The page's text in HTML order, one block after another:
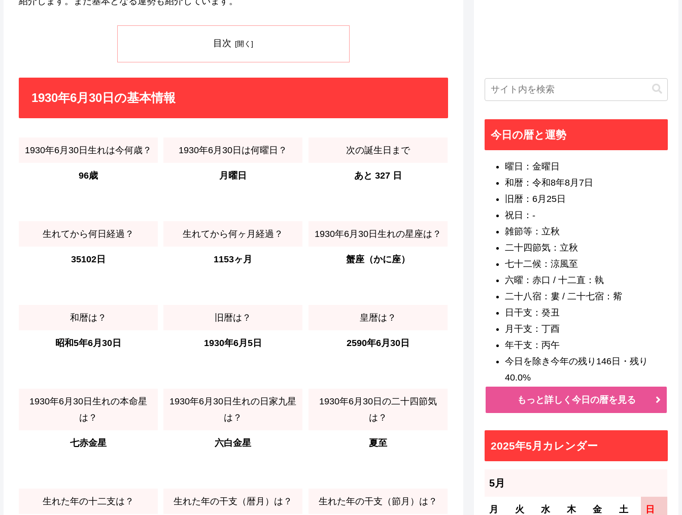
目次
1930年6月30日の基本情報
1930年6月30日生れは今何歳？
96歳
1930年6月30日は何曜日？
月曜日
次の誕生日まで
あと 327 日
生れてから何日経過？
35102日
生れてから何ヶ月経過？
1153ヶ月
1930年6月30日生れの星座は？
蟹座（かに座）
和暦は？
昭和5年6月30日
旧暦は？
1930年6月5日
皇暦は？
2590年6月30日
1930年6月30日生れの本命星
は？
七赤金星
1930年6月30日生れの日家九星
は？
六白金星
1930年6月30日の二十四節気
は？
夏至
生れた年の十二支は？ 生れた年の干支（暦月）は？ 生れた年の干支（節月）は？
今日の暦と運勢
曜日：金曜日
和暦：令和8年8月7日
旧暦：6月25日
祝日：-
雑節等：立秋
二十四節気：立秋
七十二候：涼風至
六曜：赤口 / 十二直：執
二十八宿：婁 / 二十七宿：觜
日干支：癸丑
月干支：丁酉
年干支：丙午
今日を除き今年の残り146日・残り
40.0%
もっと詳しく今日の暦を見る
2025年5月カレンダー
5月
月 火 水 木 金 土 日